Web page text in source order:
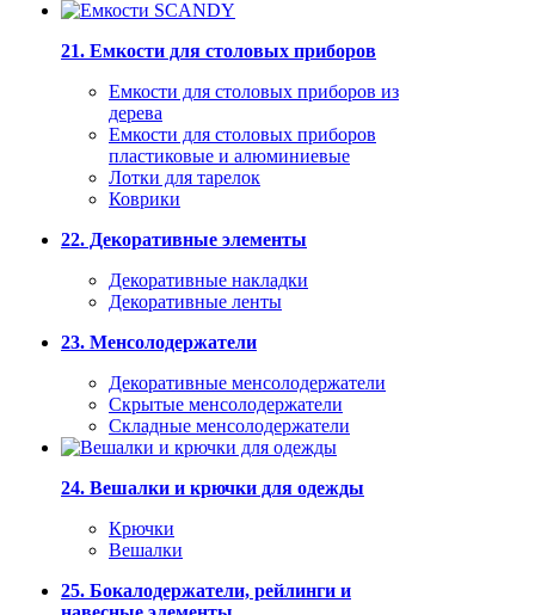
21. Емкости для столовых приборов
Емкости для столовых приборов из
дерева
Емкости для столовых приборов
пластиковые и алюминиевые
Лотки для тарелок
Коврики
22. Декоративные элементы
Декоративные накладки
Декоративные ленты
23. Менсолодержатели
Декоративные менсолодержатели
Скрытые менсолодержатели
Складные менсолодержатели
24. Вешалки и крючки для одежды
Крючки
Вешалки
25. Бокалодержатели, рейлинги и